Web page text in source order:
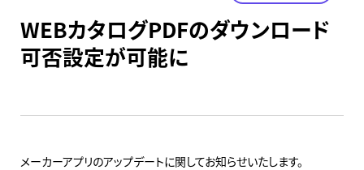
WEBカタログPDFのダウンロード
可否設定が可能に
メーカーアプリのアップデートに関してお知らせいたします。